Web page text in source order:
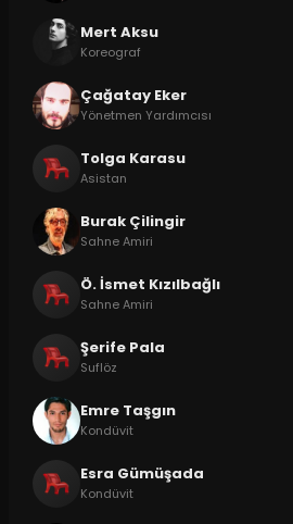
Mert Aksu
Koreograf
Çağatay Eker
Yönetmen Yardımcısı
Tolga Karasu
Asistan
Burak Çilingir
Sahne Amiri
Ö. İsmet Kızılbağlı
Sahne Amiri
Şerife Pala
Suflöz
Emre Taşgın
Kondüvit
Esra Gümüşada
Kondüvit